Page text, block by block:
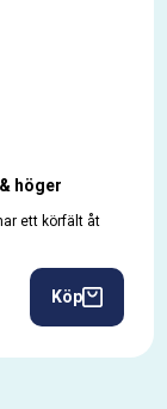
höger
ett körfält åt
Köp